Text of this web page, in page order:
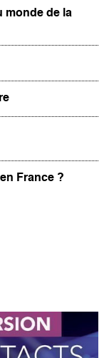
monde de la
France ?